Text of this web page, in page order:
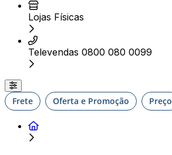
Lojas Físicas
Televendas 0800 080 0099
Frete Oferta e Promoção Preço